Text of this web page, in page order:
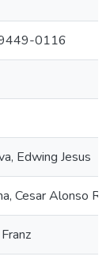
0116
Edwing Jesus
Cesar Alonso